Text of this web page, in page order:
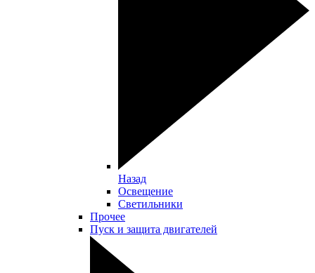
Назад
Освещение
Светильники
Прочее
Пуск и защита двигателей